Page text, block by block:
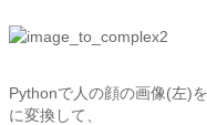
Pythonで人の顔の画像(左)
に変換して、